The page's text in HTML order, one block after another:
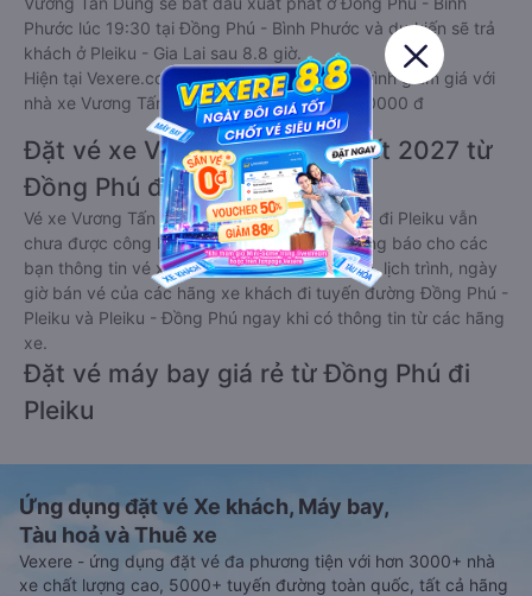
Phước lúc 19:30 tại Đồng Phú - Bình Phước và dự kiến sẽ trả
khách ở Pleiku - Gia Lai sau 8.8 giờ.
Hiện tại Vexere.com đang áp dụng chương trình giảm giá với
nhà xe Vương Tấn Dũng với giá vé chỉ từ 390000 đ
Đặt vé xe Vương Tấn Dũng Tết 2027 từ
Đồng Phú đi Pleiku
Vé xe Vương Tấn Dũng tết 2027 từ Đồng Phú đi Pleiku vẫn
chưa được công bố. Vexere.com sẽ sớm thông báo cho các
bạn thông tin vé xe Tết 2027 bao gồm giá vé, lịch trình, ngày
giờ bán vé của các hãng xe khách đi tuyến đường Đồng Phú -
Pleiku và Pleiku - Đồng Phú ngay khi có thông tin từ các hãng
xe.
Đặt vé máy bay giá rẻ từ Đồng Phú đi
Pleiku
Ứng dụng đặt vé Xe khách, Máy bay,
Tàu hoả và Thuê xe
Vexere - ứng dụng đặt vé đa phương tiện với hơn 3000+ nhà
xe chất lượng cao, 5000+ tuyến đường toàn quốc, tất cả hãng